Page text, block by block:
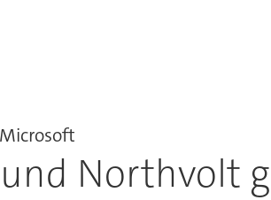
Northvolt